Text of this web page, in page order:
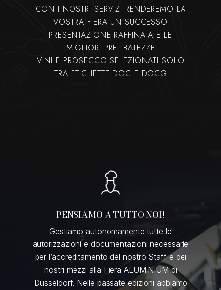
CON I NOSTRI SERVIZI RENDEREMO LA
VOSTRA FIERA UN SUCCESSO
PRESENTAZIONE RAFFINATA E LE
MIGLIORI PRELIBATEZZE
VINI E PROSECCO SELEZIONATI SOLO
TRA ETICHETTE DOC E DOCG
PENSIAMO A TUTTO NOI!
Gestiamo autonomamente tutte le
autorizzazioni e documentazioni necessarie
per l’accreditamento del nostro Staff e dei
nostri mezzi alla Fiera ALUMINIUM di
Düsseldorf. Nelle passate edizioni abbiamo